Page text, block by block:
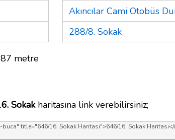
metre
Akıncılar Cami Otobüs
288/8. Sokak
Sokakharitasına link verebilirsiniz;